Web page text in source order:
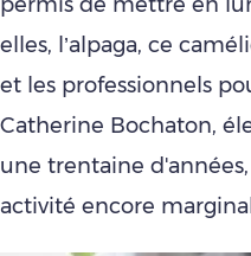
elles, l’alpaga, ce
et les professionnels
Catherine Bochaton,
une trentaine
activité encore